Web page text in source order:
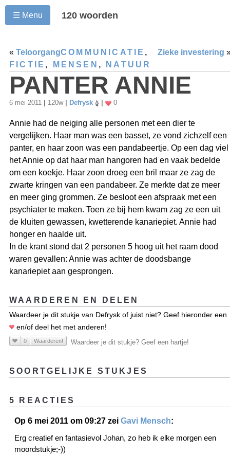
☰ Menu 120 woorden
« Teloorgang Zieke investering
COMMUNICATIE ,
FICTIE , MENSEN , NATUUR
PANTER ANNIE
6 mei 2011 120w Defrysk 0
Annie had de neiging alle personen met een dier te
vergelijken. Haar man was een basset, ze vond zichzelf een
panter, en haar zoon was een pandabeertje. Op een dag viel
het Annie op dat haar man hangoren had en vaak bedelde
om een koekje. Haar zoon droeg een bril maar ze zag de
zwarte kringen van een pandabeer. Ze merkte dat ze meer
en meer ging grommen. Ze besloot een afspraak met een
psychiater te maken. Toen ze bij hem kwam zag ze een uit
de kluiten gewassen, kwetterende kanariepiet. Annie had
honger en haalde uit.
In de krant stond dat 2 personen 5 hoog uit het raam dood
waren gevallen: Annie was achter de doodsbange
kanariepiet aan gesprongen.
WAARDEREN EN DELEN
Waardeer je dit stukje van Defrysk of juist niet? Geef hieronder een
en/of deel het met anderen!
0 Waarderen! Waardeer je dit stukje? Geef een hartje!
SOORTGELIJKE STUKJES
5 REACTIES
Op 6 mei 2011 om 09:27 zei Gavi Mensch:
Erg creatief en fantasievol Johan, zo heb ik elke morgen een
moordstukje;-))